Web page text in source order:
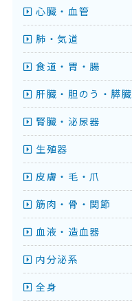
心臓・血管
肺・気道
食道・胃・腸
肝臓・胆のう・膵臓
腎臓・泌尿器
生殖器
皮膚・毛・爪
筋肉・骨・関節
血液・造血器
内分泌系
全身